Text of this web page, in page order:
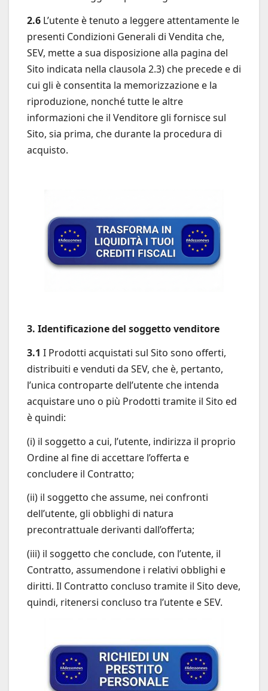
2.6 L’utente è tenuto a leggere attentamente le
presenti Condizioni Generali di Vendita che,
SEV, mette a sua disposizione alla pagina del
Sito indicata nella clausola 2.3) che precede e di
cui gli è consentita la memorizzazione e la
riproduzione, nonché tutte le altre
informazioni che il Venditore gli fornisce sul
Sito, sia prima, che durante la procedura di
acquisto.
3. Identificazione del soggetto venditore
3.1 I Prodotti acquistati sul Sito sono offerti,
distribuiti e venduti da SEV, che è, pertanto,
l’unica controparte dell’utente che intenda
acquistare uno o più Prodotti tramite il Sito ed
è quindi:
(i) il soggetto a cui, l’utente, indirizza il proprio
Ordine al fine di accettare l’offerta e
concludere il Contratto;
(ii) il soggetto che assume, nei confronti
dell’utente, gli obblighi di natura
precontrattuale derivanti dall’offerta;
(iii) il soggetto che conclude, con l’utente, il
Contratto, assumendone i relativi obblighi e
diritti. Il Contratto concluso tramite il Sito deve,
quindi, ritenersi concluso tra l’utente e SEV.